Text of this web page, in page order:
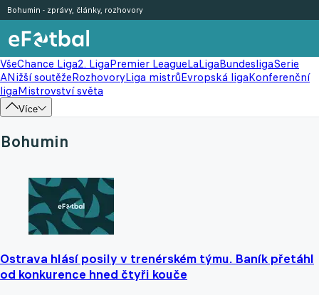
VšeChance Liga2. LigaPremier LeagueLaLigaBundesligaSerie
ANižší soutěžeRozhovoryLiga mistrůEvropská ligaKonferenční
ligaMistrovství světa
Více
Bohumin - zprávy, články, rozhovory
Bohumin
Ostrava hlásí posily v trenérském týmu. Baník přetáhl
od konkurence hned čtyři kouče